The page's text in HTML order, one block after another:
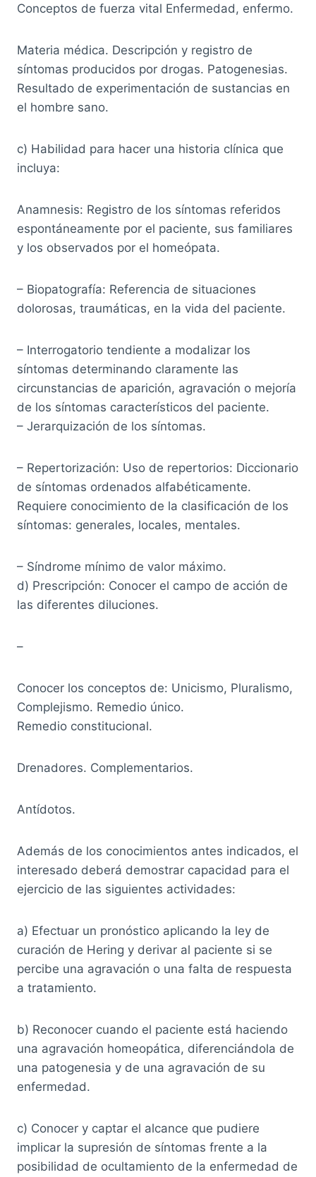
Conceptos de fuerza vital Enfermedad, enfermo.
Materia médica. Descripción y registro de
síntomas producidos por drogas. Patogenesias.
Resultado de experimentación de sustancias en
el hombre sano.
c) Habilidad para hacer una historia clínica que
incluya:
Anamnesis: Registro de los síntomas referidos
espontáneamente por el paciente, sus familiares
y los observados por el homeópata.
– Biopatografía: Referencia de situaciones
dolorosas, traumáticas, en la vida del paciente.
– Interrogatorio tendiente a modalizar los
síntomas determinando claramente las
circunstancias de aparición, agravación o mejoría
de los síntomas característicos del paciente.
– Jerarquización de los síntomas.
– Repertorización: Uso de repertorios: Diccionario
de síntomas ordenados alfabéticamente.
Requiere conocimiento de la clasificación de los
síntomas: generales, locales, mentales.
– Síndrome mínimo de valor máximo.
d) Prescripción: Conocer el campo de acción de
las diferentes diluciones.
–
Conocer los conceptos de: Unicismo, Pluralismo,
Complejismo. Remedio único.
Remedio constitucional.
Drenadores. Complementarios.
Antídotos.
Además de los conocimientos antes indicados, el
interesado deberá demostrar capacidad para el
ejercicio de las siguientes actividades:
a) Efectuar un pronóstico aplicando la ley de
curación de Hering y derivar al paciente si se
percibe una agravación o una falta de respuesta
a tratamiento.
b) Reconocer cuando el paciente está haciendo
una agravación homeopática, diferenciándola de
una patogenesia y de una agravación de su
enfermedad.
c) Conocer y captar el alcance que pudiere
implicar la supresión de síntomas frente a la
posibilidad de ocultamiento de la enfermedad de